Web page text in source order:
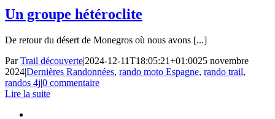
Un groupe hétéroclite
De retour du désert de Monegros où nous avons [...]
ParTrail découverte|2024-12-11T18:05:21+01:0025 novembre
2024|Dernières Randonnées, rando moto Espagne, rando trail,
randos 4j|0 commentaire
Lire la suite